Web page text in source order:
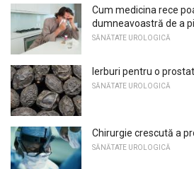
Cum medicina rece
dumneavoastră de a
SĂNĂTATE UROLOGICĂ
Ierburi pentru o
SĂNĂTATE UROLOGICĂ
Chirurgie crescută a
SĂNĂTATE UROLOGICĂ